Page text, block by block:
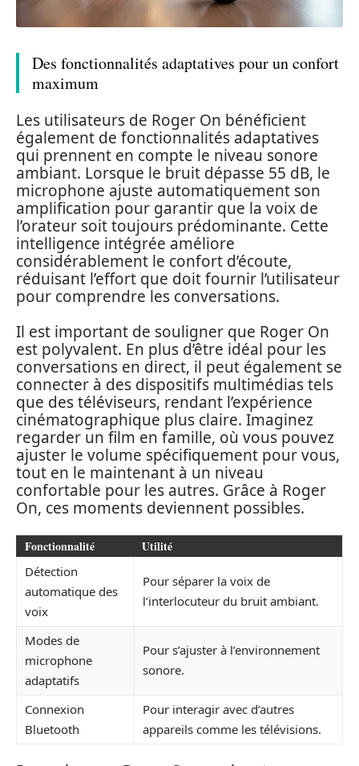
Des fonctionnalités adaptatives pour un confort
maximum
Les utilisateurs de Roger On bénéficient
également de fonctionnalités adaptatives
qui prennent en compte le niveau sonore
ambiant. Lorsque le bruit dépasse 55 dB, le
microphone ajuste automatiquement son
amplification pour garantir que la voix de
l’orateur soit toujours prédominante. Cette
intelligence intégrée améliore
considérablement le confort d’écoute,
réduisant l’effort que doit fournir l’utilisateur
pour comprendre les conversations.
Il est important de souligner que Roger On
est polyvalent. En plus d’être idéal pour les
conversations en direct, il peut également se
connecter à des dispositifs multimédias tels
que des téléviseurs, rendant l’expérience
cinématographique plus claire. Imaginez
regarder un film en famille, où vous pouvez
ajuster le volume spécifiquement pour vous,
tout en le maintenant à un niveau
confortable pour les autres. Grâce à Roger
On, ces moments deviennent possibles.
Fonctionnalité Utilité
Détection
automatique des
voix
Pour séparer la voix de
l’interlocuteur du bruit ambiant.
Modes de
microphone
adaptatifs
Pour s’ajuster à l’environnement
sonore.
Connexion
Bluetooth
Pour interagir avec d’autres
appareils comme les télévisions.